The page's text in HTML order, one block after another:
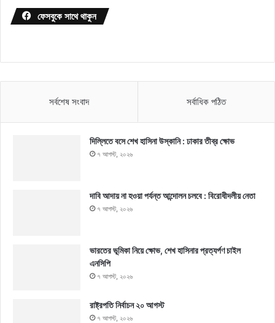
ফেসবুকে সাথে থাকুন
সর্বশেষ সংবাদ সর্বাধিক পঠিত
দিল্লিতে বসে শেখ হাসিনা উস্কানি : ঢাকার তীব্র ক্ষোভ
৭ আগস্ট, ২০২৬
দাবি আদায় না হওয়া পর্যন্ত আন্দোলন চলবে : বিরোধীদলীয় নেতা
৭ আগস্ট, ২০২৬
ভারতের ভূমিকা নিয়ে ক্ষোভ, শেখ হাসিনার প্রত্যর্পণ চাইল
এনসিপি
৭ আগস্ট, ২০২৬
রাষ্ট্রপতি নির্বাচন ২০ আগস্ট
৭ আগস্ট, ২০২৬